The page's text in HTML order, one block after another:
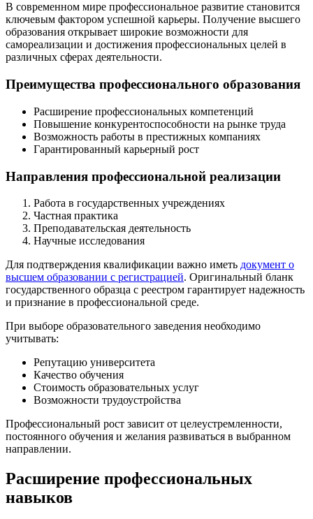
В современном мире профессиональное развитие становится
ключевым фактором успешной карьеры. Получение высшего
образования открывает широкие возможности для
самореализации и достижения профессиональных целей в
различных сферах деятельности.
Преимущества профессионального образования
Расширение профессиональных компетенций
Повышение конкурентоспособности на рынке труда
Возможность работы в престижных компаниях
Гарантированный карьерный рост
Направления профессиональной реализации
Работа в государственных учреждениях
Частная практика
Преподавательская деятельность
Научные исследования
Для подтверждения квалификации важно иметь документ о
высшем образовании с регистрацией. Оригинальный бланк
государственного образца с реестром гарантирует надежность
и признание в профессиональной среде.
При выборе образовательного заведения необходимо
учитывать:
Репутацию университета
Качество обучения
Стоимость образовательных услуг
Возможности трудоустройства
Профессиональный рост зависит от целеустремленности,
постоянного обучения и желания развиваться в выбранном
направлении.
Расширение профессиональных
навыков